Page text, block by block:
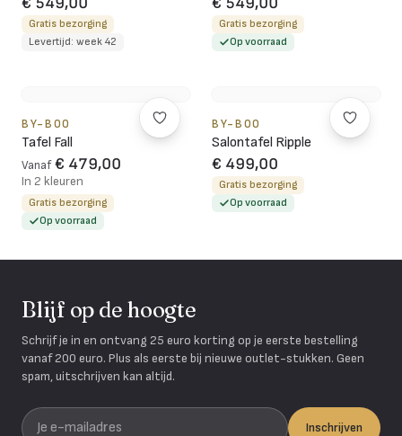
Gratis bezorging
Levertijd: week 42
Gratis bezorging
Op voorraad
BY-BOO
Tafel Fall
Vanaf € 479,00
In 2 kleuren
Gratis bezorging
Op voorraad
BY-BOO
Salontafel Ripple
€ 499,00
Gratis bezorging
Op voorraad
Blijf op de hoogte
Schrijf je in en ontvang 25 euro korting op je eerste bestelling
vanaf 200 euro. Plus als eerste bij nieuwe outlet-stukken. Geen
spam, uitschrijven kan altijd.
Je e-mailadres
Inschrijven